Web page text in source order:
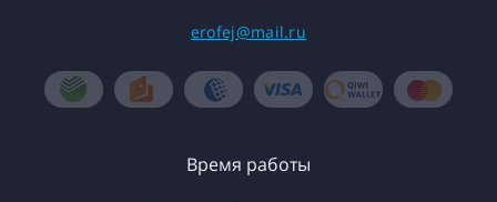
erofej@mail.ru
Время работы